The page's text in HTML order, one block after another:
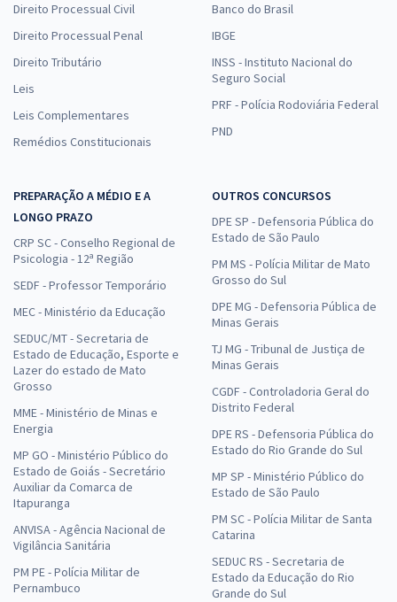
Direito Processual Civil
Direito Processual Penal
Direito Tributário
Leis
Leis Complementares
Remédios Constitucionais
Banco do Brasil
IBGE
INSS - Instituto Nacional do
Seguro Social
PRF - Polícia Rodoviária Federal
PND
PREPARAÇÃO A MÉDIO E A
LONGO PRAZO
CRP SC - Conselho Regional de
Psicologia - 12ª Região
SEDF - Professor Temporário
MEC - Ministério da Educação
SEDUC/MT - Secretaria de
Estado de Educação, Esporte e
Lazer do estado de Mato
Grosso
MME - Ministério de Minas e
Energia
MP GO - Ministério Público do
Estado de Goiás - Secretário
Auxiliar da Comarca de
Itapuranga
ANVISA - Agência Nacional de
Vigilância Sanitária
PM PE - Polícia Militar de
Pernambuco
OUTROS CONCURSOS
DPE SP - Defensoria Pública do
Estado de São Paulo
PM MS - Polícia Militar de Mato
Grosso do Sul
DPE MG - Defensoria Pública de
Minas Gerais
TJ MG - Tribunal de Justiça de
Minas Gerais
CGDF - Controladoria Geral do
Distrito Federal
DPE RS - Defensoria Pública do
Estado do Rio Grande do Sul
MP SP - Ministério Público do
Estado de São Paulo
PM SC - Polícia Militar de Santa
Catarina
SEDUC RS - Secretaria de
Estado da Educação do Rio
Grande do Sul